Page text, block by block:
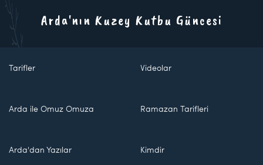
Arda'nın Kuzey Kutbu Güncesi
Tarifler Videolar
Arda ile Omuz Omuza Ramazan Tarifleri
Arda'dan Yazılar Kimdir